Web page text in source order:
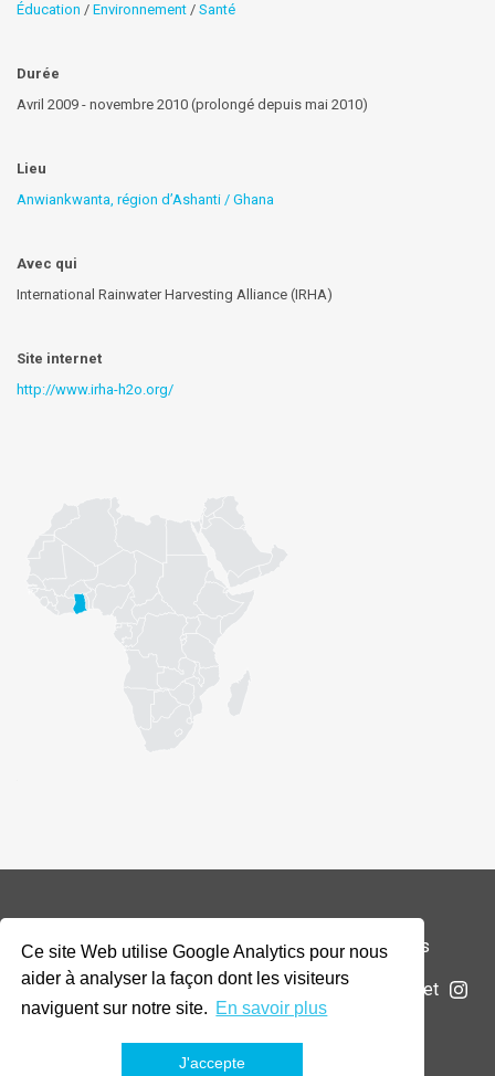
Ce site Web utilise Google Analytics pour nous
aider à analyser la façon dont les visiteurs
naviguent sur notre site. En savoir plus
J'accepte
Éducation / Environnement / Santé
Durée
Avril 2009 - novembre 2010 (prolongé depuis mai 2010)
Lieu
Anwiankwanta, région d’Ashanti / Ghana
Avec qui
International Rainwater Harvesting Alliance (IRHA)
Site internet
http://www.irha-h2o.org/
© 2026 Addax & Oryx Foundation —Mentions légales
La Fondation Projets Actualités Soumettre un projet